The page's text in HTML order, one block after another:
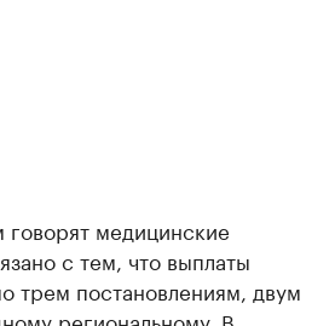
медицинские
с тем, что выплаты
трем постановлениям, двум